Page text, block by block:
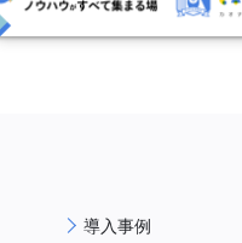
導入事例